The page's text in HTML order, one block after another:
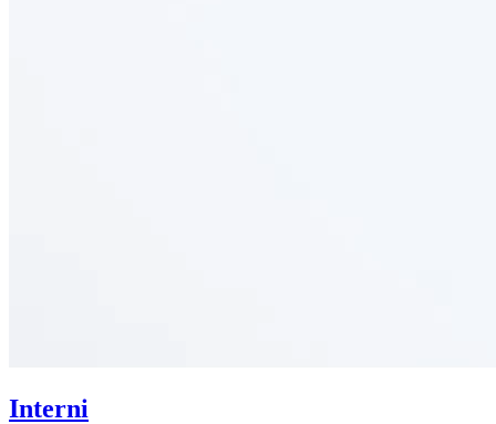
Interni